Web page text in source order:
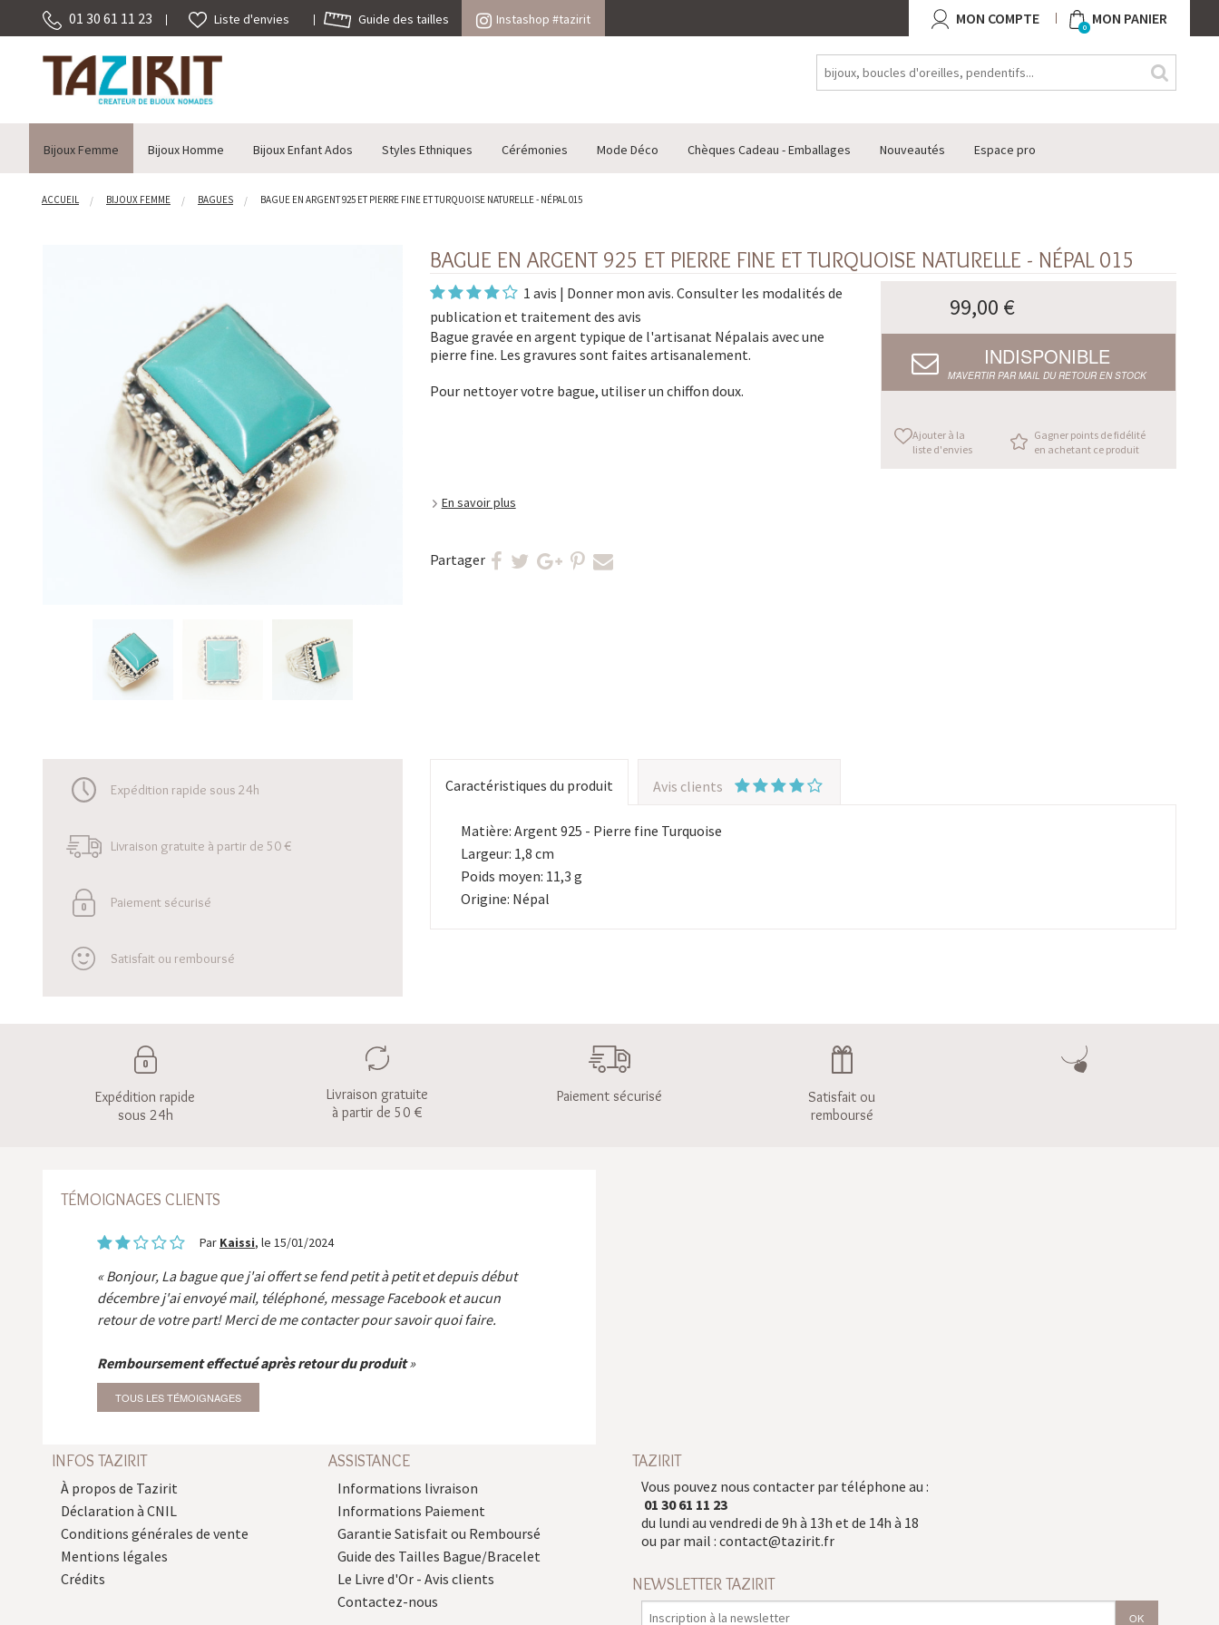
01 30 61 11 23 Liste d'envies Guide des tailles Instashop #tazirit MON COMPTE 0 MON PANIER
Bijoux Femme Bijoux Homme Bijoux Enfant Ados Styles Ethniques Cérémonies Mode Déco Chèques Cadeau - Emballages Nouveautés Espace pro
ACCUEIL BIJOUX FEMME BAGUES BAGUE EN ARGENT 925 ET PIERRE FINE ET TURQUOISE NATURELLE - NÉPAL 015
BAGUE EN ARGENT 925 ET PIERRE FINE ET TURQUOISE NATURELLE - NÉPAL 015
1 avis | Donner mon avis. Consulter les modalités de
publication et traitement des avis
Bague gravée en argent typique de l'artisanat Népalais avec une
pierre fine. Les gravures sont faites artisanalement.
Pour nettoyer votre bague, utiliser un chiffon doux.
En savoir plus
Partager
99,00 €
INDISPONIBLE
M’AVERTIR PAR MAIL DU RETOUR EN STOCK
Ajouter à la
liste d'envies
Gagner points de fidélité
en achetant ce produit
Expédition rapide sous 24h
Livraison gratuite à partir de 50 €
Paiement sécurisé
Satisfait ou remboursé
Caractéristiques du produit Avis clients
Matière: Argent 925 - Pierre fine Turquoise
Largeur: 1,8 cm
Poids moyen: 11,3 g
Origine: Népal
Expédition rapide
sous 24h
Livraison gratuite
à partir de 50 €
Paiement sécurisé
Satisfait ou
remboursé
TÉMOIGNAGES CLIENTS
Par Kaissi, le 15/01/2024
Bonjour, La bague que j'ai offert se fend petit à petit et depuis début
décembre j'ai envoyé mail, téléphoné, message Facebook et aucun
retour de votre part! Merci de me contacter pour savoir quoi faire.
Remboursement effectué après retour du produit
TOUS LES TÉMOIGNAGES
INFOS TAZIRIT
À propos de Tazirit
Déclaration à CNIL
Conditions générales de vente
Mentions légales
Crédits
ASSISTANCE
Informations livraison
Informations Paiement
Garantie Satisfait ou Remboursé
Guide des Tailles Bague/Bracelet
Le Livre d'Or - Avis clients
Contactez-nous
TAZIRIT
Vous pouvez nous contacter par téléphone au :
01 30 61 11 23
du lundi au vendredi de 9h à 13h et de 14h à 18
ou par mail : contact@tazirit.fr
NEWSLETTER TAZIRIT